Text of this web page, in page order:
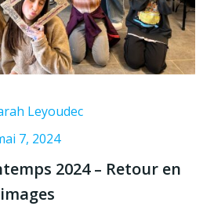
Leyoudec
7, 2024
2024 – Retour en
images